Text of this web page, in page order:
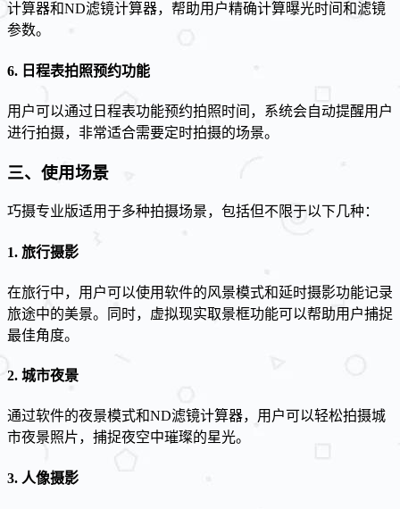
计算器和ND滤镜计算器，帮助用户精确计算曝光时间和滤镜
参数。
6. 日程表拍照预约功能
用户可以通过日程表功能预约拍照时间，系统会自动提醒用户
进行拍摄，非常适合需要定时拍摄的场景。
三、使用场景
巧摄专业版适用于多种拍摄场景，包括但不限于以下几种：
1. 旅行摄影
在旅行中，用户可以使用软件的风景模式和延时摄影功能记录
旅途中的美景。同时，虚拟现实取景框功能可以帮助用户捕捉
最佳角度。
2. 城市夜景
通过软件的夜景模式和ND滤镜计算器，用户可以轻松拍摄城
市夜景照片，捕捉夜空中璀璨的星光。
3. 人像摄影